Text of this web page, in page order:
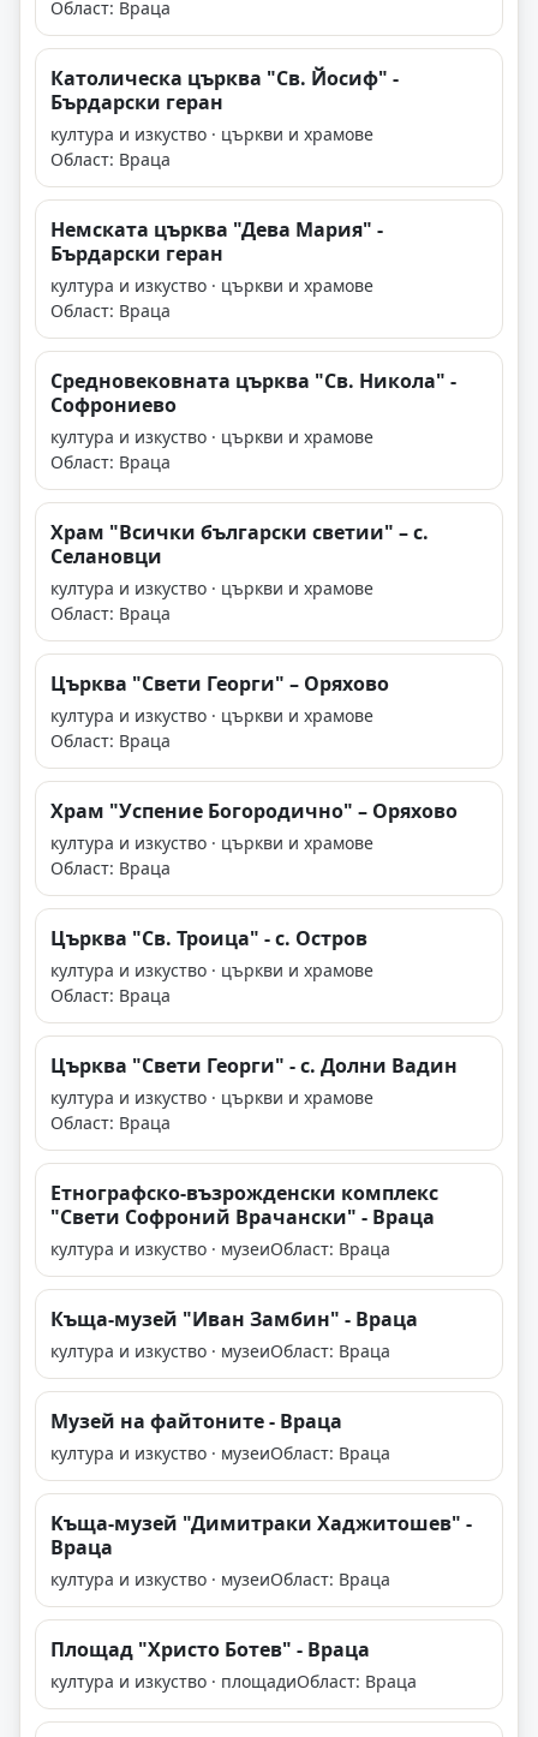
Област: Враца
Католическа църква "Св. Йосиф" -
Бърдарски геран
култура и изкуство · църкви и храмове
Област: Враца
Немската църква "Дева Мария" -
Бърдарски геран
култура и изкуство · църкви и храмове
Област: Враца
Средновековната църква "Св. Никола" -
Софрониево
култура и изкуство · църкви и храмове
Област: Враца
Храм "Всички български светии" – с.
Селановци
култура и изкуство · църкви и храмове
Област: Враца
Църква "Свети Георги" – Оряхово
култура и изкуство · църкви и храмове
Област: Враца
Храм "Успение Богородично" – Оряхово
култура и изкуство · църкви и храмове
Област: Враца
Църква "Св. Троица" - с. Остров
култура и изкуство · църкви и храмове
Област: Враца
Църква "Свети Георги" - с. Долни Вадин
култура и изкуство · църкви и храмове
Област: Враца
Етнографско-възрожденски комплекс
"Свети Софроний Врачански" - Враца
култура и изкуство · музеиОбласт: Враца
Къща-музей "Иван Замбин" - Враца
култура и изкуство · музеиОбласт: Враца
Музей на файтоните - Враца
култура и изкуство · музеиОбласт: Враца
Kъща-музей "Димитраки Хаджитошев" -
Враца
култура и изкуство · музеиОбласт: Враца
Площад "Христо Ботев" - Враца
култура и изкуство · площадиОбласт: Враца